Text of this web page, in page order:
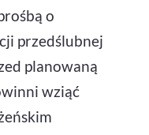
o
przedślubnej
planowaną
wziąć